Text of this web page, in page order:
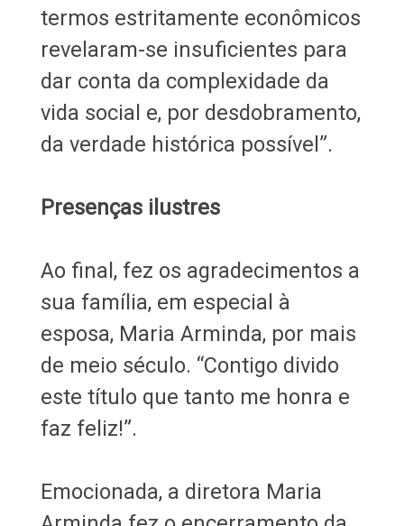
termos estritamente econômicos
revelaram-se insuficientes para
dar conta da complexidade da
vida social e, por desdobramento,
da verdade histórica possível”.
Presenças ilustres
Ao final, fez os agradecimentos a
sua família, em especial à
esposa, Maria Arminda, por mais
de meio século. “Contigo divido
este título que tanto me honra e
faz feliz!”.
Emocionada, a diretora Maria